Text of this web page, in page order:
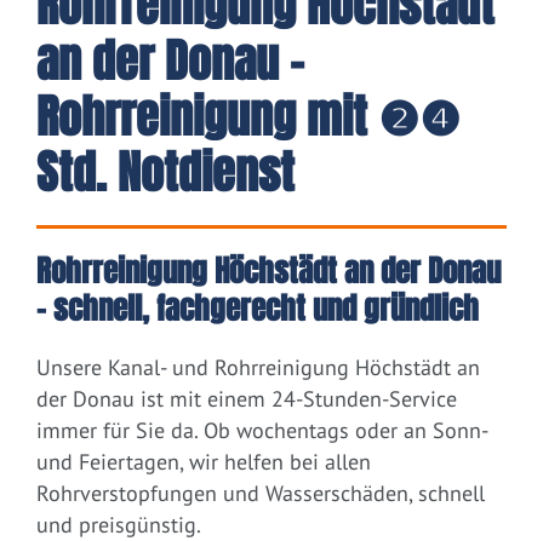
an der Donau -
Rohrreinigung mit ❷❹
Std. Notdienst
Rohrreinigung Höchstädt an der Donau
– schnell, fachgerecht und gründlich
Unsere Kanal- und Rohrreinigung Höchstädt an
der Donau ist mit einem 24-Stunden-Service
immer für Sie da. Ob wochentags oder an Sonn-
und Feiertagen, wir helfen bei allen
Rohrverstopfungen und Wasserschäden, schnell
und preisgünstig.